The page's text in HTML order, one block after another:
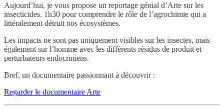
Aujourd’hui, je vous propose un reportage génial d’Arte sur les
insecticides. 1h30 pour comprendre le rôle de l’agrochimie qui a
littéralement détruit nos écosystèmes.
Les impacts ne sont pas uniquement visibles sur les insectes, mais
également sur l’homme avec les différents résidus de produit et
perturbateurs endocriniens.
Bref, un documentaire passionnant à découvrir :
Regarder le documentaire Arte